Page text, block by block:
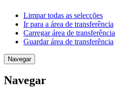
Limpar todas as selecções
Ir para a área de transferência
Carregar área de transferência
Guardar área de transferência
Navegar
Navegar